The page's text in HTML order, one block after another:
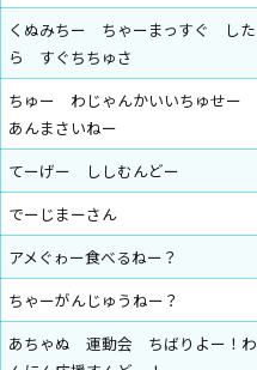
くぬみちー ちゃーまっすぐ した
ら すぐちちゅさ
ちゅー わじゃんかいいちゅせー
あんまさいねー
てーげー ししむんどー
でーじまーさん
アメぐゎー食べるねー？
ちゃーがんじゅうねー？
あちゃぬ 運動会 ちばりよー！わ